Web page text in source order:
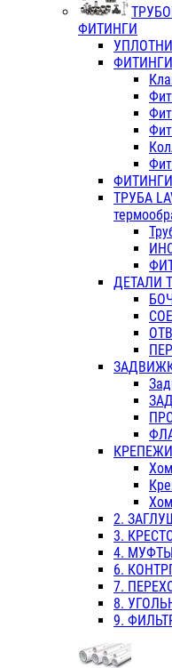
ФИТИНГИ
ТРУБА
ДЕТАЛИ
2.
3.
4. МУФТЫ
6.
7.
8.
9.